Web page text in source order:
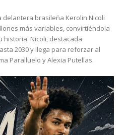
delantera brasileña Kerolin Nicoli
más variables, convirtiéndola
historia. Nicoli, destacada
2030 y llega para reforzar al
Paralluelo y Alexia Putellas.